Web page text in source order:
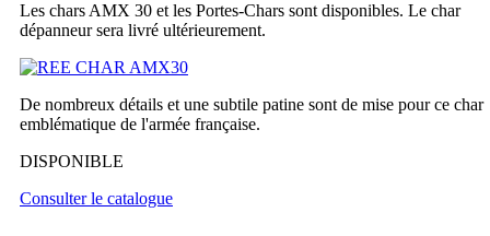
Les chars AMX 30 et les Portes-Chars sont disponibles. Le char
dépanneur sera livré ultérieurement.
De nombreux détails et une subtile patine sont de mise pour ce char
emblématique de l'armée française.
DISPONIBLE
Consulter le catalogue